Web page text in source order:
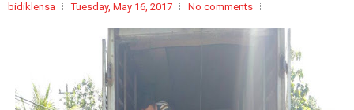
bidiklensa Tuesday, May 16, 2017 No comments